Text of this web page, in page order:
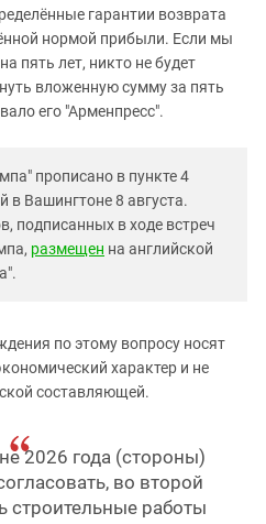
гарантии возврата
нормой прибыли. Если мы
пять лет, никто не будет
вложенную сумму за пять
его "Арменпресс".
прописано в пункте 4
в Вашингтоне 8 августа.
подписанных в ходе встреч
размещен на английской
по этому вопросу носят
характер и не
составляющей.
2026 года (стороны)
во второй
строительные работы